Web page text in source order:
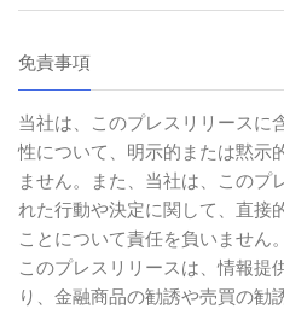
免責事項
当社は、このプレスリリースに
性について、明示的または黙示
ません。また、当社は、このプ
れた行動や決定に関して、直接
ことについて責任を負いません。
このプレスリリースは、情報提
り、金融商品の勧誘や売買の勧